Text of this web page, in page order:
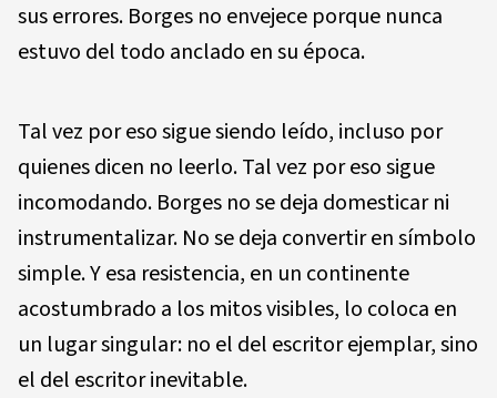
sus errores. Borges no envejece porque nunca
estuvo del todo anclado en su época.
Tal vez por eso sigue siendo leído, incluso por
quienes dicen no leerlo. Tal vez por eso sigue
incomodando. Borges no se deja domesticar ni
instrumentalizar. No se deja convertir en símbolo
simple. Y esa resistencia, en un continente
acostumbrado a los mitos visibles, lo coloca en
un lugar singular: no el del escritor ejemplar, sino
el del escritor inevitable.